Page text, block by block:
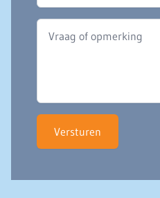
Versturen